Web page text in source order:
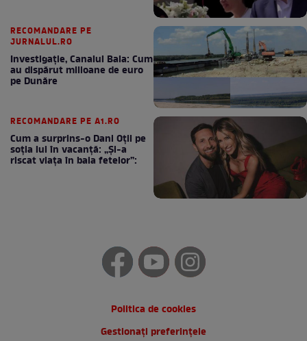
RECOMANDARE PE
JURNALUL.RO
Investigație, Canalul Bala: Cum
au dispărut milioane de euro
pe Dunăre
RECOMANDARE PE A1.RO
Cum a surprins-o Dani Oțil pe
soția lui în vacanță: „Și-a
riscat viața în baia fetelor”:
Politica de cookies
Gestionați preferințele